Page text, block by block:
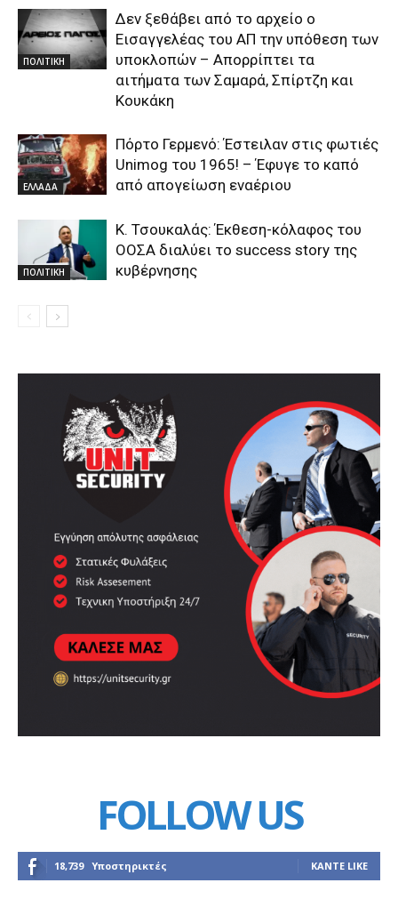
ΠΟΛΙΤΙΚΗ
Δεν ξεθάβει από το αρχείο ο
Εισαγγελέας του ΑΠ την υπόθεση των
υποκλοπών – Απορρίπτει τα
αιτήματα των Σαμαρά, Σπίρτζη και
Κουκάκη
ΕΛΛΑΔΑ
Πόρτο Γερμενό: Έστειλαν στις φωτιές
Unimog του 1965! – Έφυγε το καπό
από απογείωση εναέριου
ΠΟΛΙΤΙΚΗ
Κ. Τσουκαλάς: Έκθεση-κόλαφος του
ΟΟΣΑ διαλύει το success story της
κυβέρνησης
FOLLOW US
18,739 Υποστηρικτές ΚΆΝΤΕ LIKE